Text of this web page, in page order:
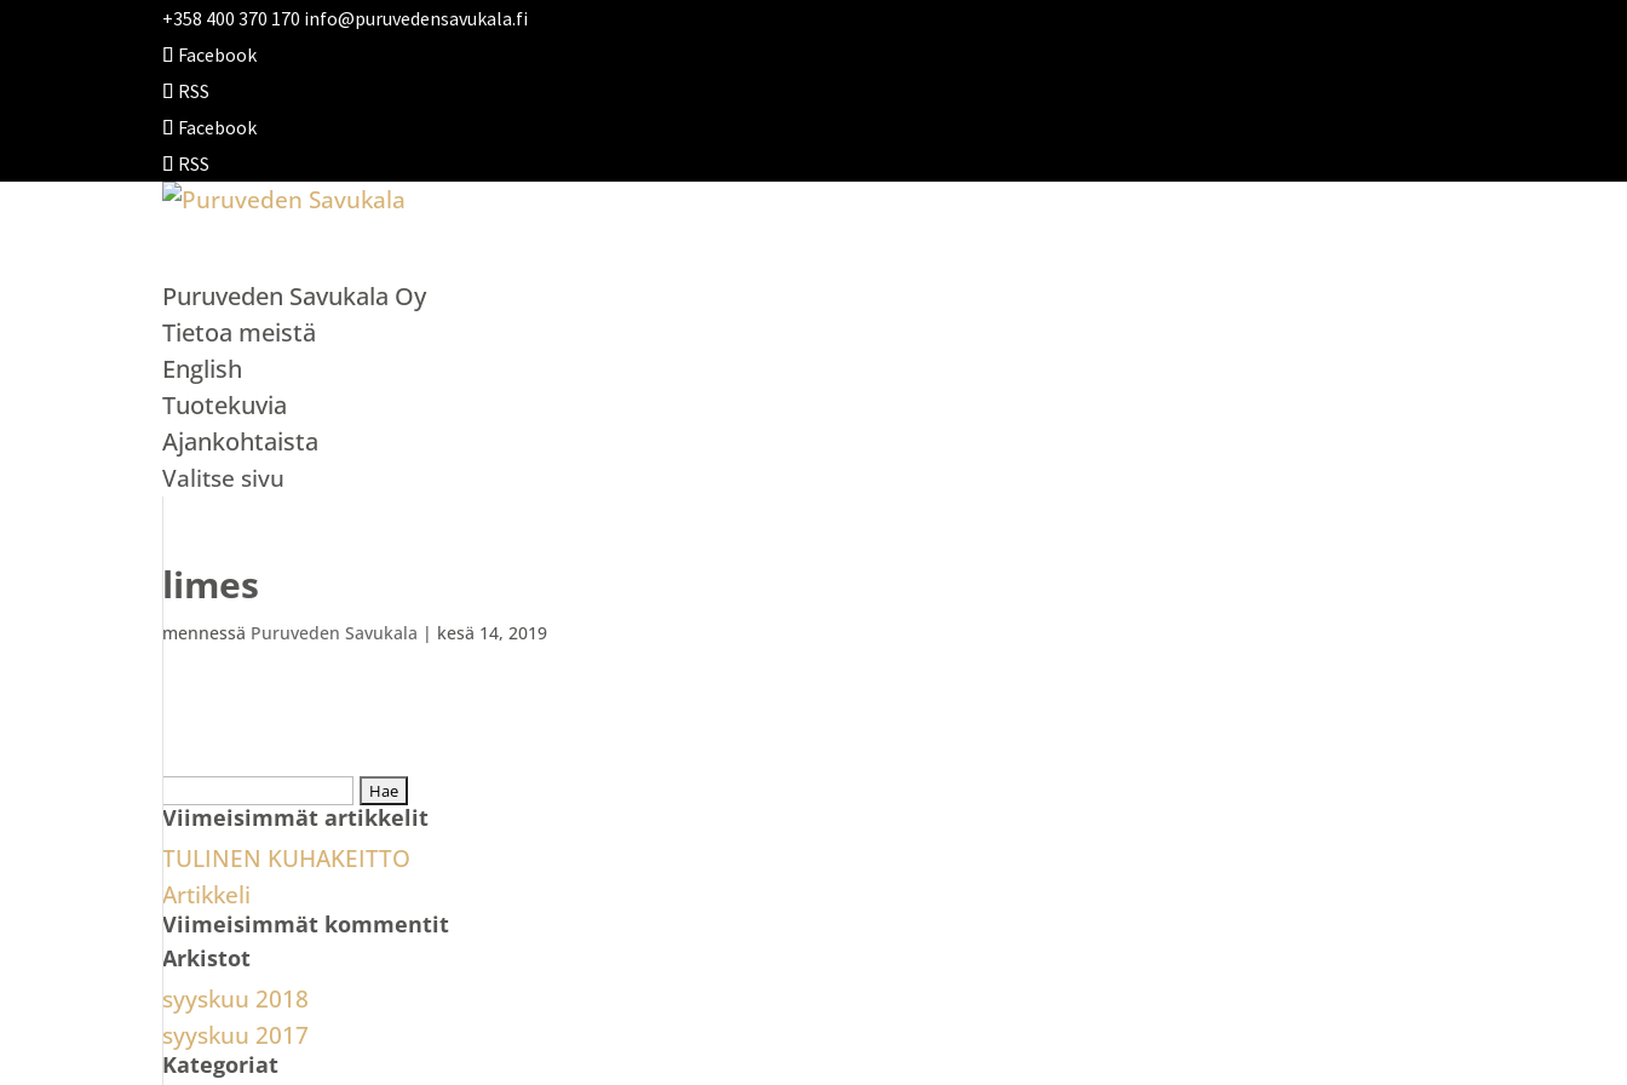
+358 400 370 170 info@puruvedensavukala.fi
Facebook
RSS
Facebook
RSS
Puruveden Savukala Oy
Tietoa meistä
English
Tuotekuvia
Ajankohtaista
Valitse sivu
limes
mennessä Puruveden Savukala | kesä 14, 2019
Haku:
Viimeisimmät artikkelit
TULINEN KUHAKEITTO
Artikkeli
Viimeisimmät kommentit
Arkistot
syyskuu 2018
syyskuu 2017
Kategoriat